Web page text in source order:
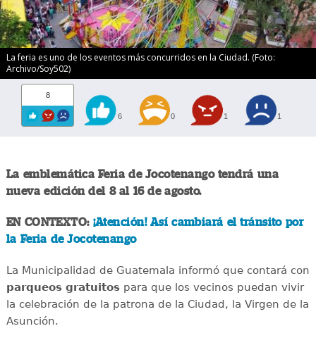
La feria es uno de los eventos más concurridos en la Ciudad. (Foto:
Archivo/Soy502)
8
6 0 1 1
La emblemática Feria de Jocotenango tendrá una
nueva edición del 8 al 16 de agosto.
EN CONTEXTO:¡Atención! Así cambiará el tránsito por
la Feria de Jocotenango
La Municipalidad de Guatemala informó que contará con
parqueos gratuitospara que los vecinos puedan vivir
la celebración de la patrona de la Ciudad, la Virgen de la
Asunción.